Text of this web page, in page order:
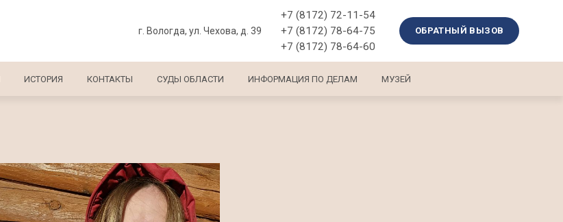
г. Вологда, ул. Чехова, д. 39
+7 (8172) 72-11-54
+7 (8172) 78-64-75
+7 (8172) 78-64-60
ОБРАТНЫЙ ВЫЗОВ
ИСТОРИЯ КОНТАКТЫ СУДЫ ОБЛАСТИ ИНФОРМАЦИЯ ПО ДЕЛАМ МУЗЕЙ